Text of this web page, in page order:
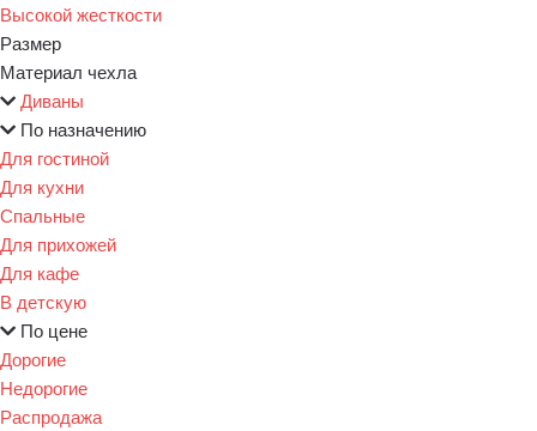
Высокой жесткости
Размер
Материал чехла
Диваны
По назначению
Для гостиной
Для кухни
Спальные
Для прихожей
Для кафе
В детскую
По цене
Дорогие
Недорогие
Распродажа